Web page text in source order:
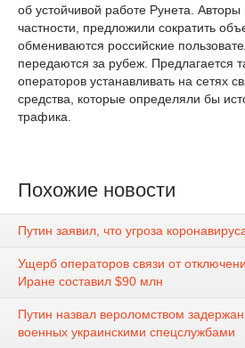
об устойчивой работе Рунета.
частности, предложили сократить
обмениваются российские
передаются за рубеж. Предлагается
операторов устанавливать на сетях
средства, которые определяли бы
трафика.
Похожие новости
Путин заявил, что угроза
Ущерб операторов связи от
Иране составил $90 млн
Путин назвал вероломством
военных украинскими спецслужбами